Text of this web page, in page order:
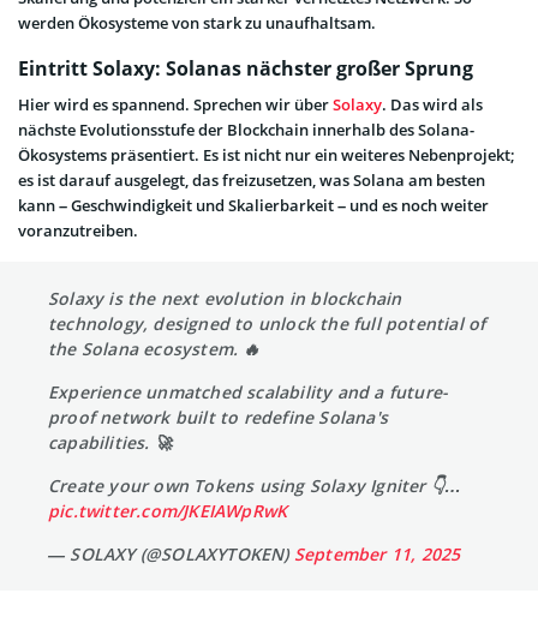
werden Ökosysteme von stark zu unaufhaltsam.
Eintritt Solaxy: Solanas nächster großer Sprung
Hier wird es spannend. Sprechen wir überSolaxy. Das wird als
nächste Evolutionsstufe der Blockchain innerhalb des Solana-
Ökosystems präsentiert. Es ist nicht nur ein weiteres Nebenprojekt;
es ist darauf ausgelegt, das freizusetzen, was Solana am besten
kann – Geschwindigkeit und Skalierbarkeit – und es noch weiter
voranzutreiben.
Solaxy is the next evolution in blockchain
technology, designed to unlock the full potential of
the Solana ecosystem. 🔥
Experience unmatched scalability and a future-
proof network built to redefine Solana's
capabilities. 🚀
Create your own Tokens using Solaxy Igniter 👇…
pic.twitter.com/JKEIAWpRwK
— SOLAXY (@SOLAXYTOKEN) September 11, 2025